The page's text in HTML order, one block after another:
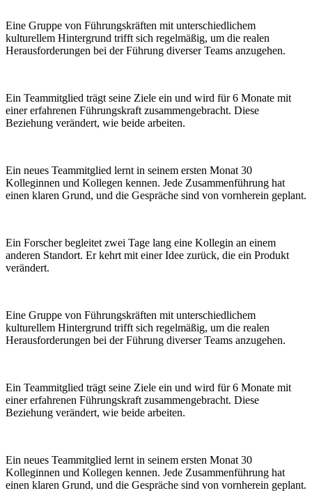
Eine Gruppe von Führungskräften mit unterschiedlichem
kulturellem Hintergrund trifft sich regelmäßig, um die realen
Herausforderungen bei der Führung diverser Teams anzugehen.
Ein Teammitglied trägt seine Ziele ein und wird für 6 Monate mit
einer erfahrenen Führungskraft zusammengebracht. Diese
Beziehung verändert, wie beide arbeiten.
Ein neues Teammitglied lernt in seinem ersten Monat 30
Kolleginnen und Kollegen kennen. Jede Zusammenführung hat
einen klaren Grund, und die Gespräche sind von vornherein geplant.
Ein Forscher begleitet zwei Tage lang eine Kollegin an einem
anderen Standort. Er kehrt mit einer Idee zurück, die ein Produkt
verändert.
Eine Gruppe von Führungskräften mit unterschiedlichem
kulturellem Hintergrund trifft sich regelmäßig, um die realen
Herausforderungen bei der Führung diverser Teams anzugehen.
Ein Teammitglied trägt seine Ziele ein und wird für 6 Monate mit
einer erfahrenen Führungskraft zusammengebracht. Diese
Beziehung verändert, wie beide arbeiten.
Ein neues Teammitglied lernt in seinem ersten Monat 30
Kolleginnen und Kollegen kennen. Jede Zusammenführung hat
einen klaren Grund, und die Gespräche sind von vornherein geplant.